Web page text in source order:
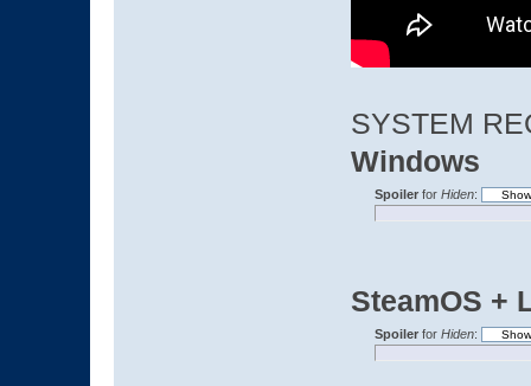
SYSTEM
Windows
Spoilerfor Hiden:
SteamOS +
Spoilerfor Hiden: